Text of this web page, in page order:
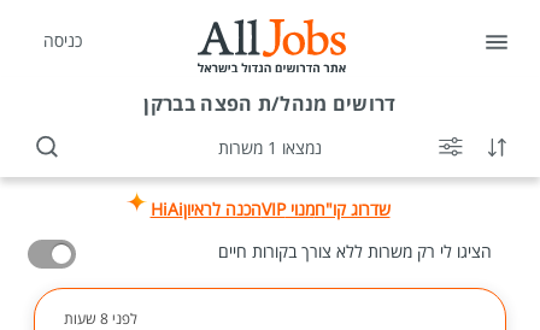
כניסה
דרושים מנהל/ת הפצה בברקן
נמצאו 1 משרות
שדרוג קו"חמנוי VIP הכנה לראיוןHiAi
הציגו לי רק משרות ללא צורך בקורות חיים
לפני 8 שעות